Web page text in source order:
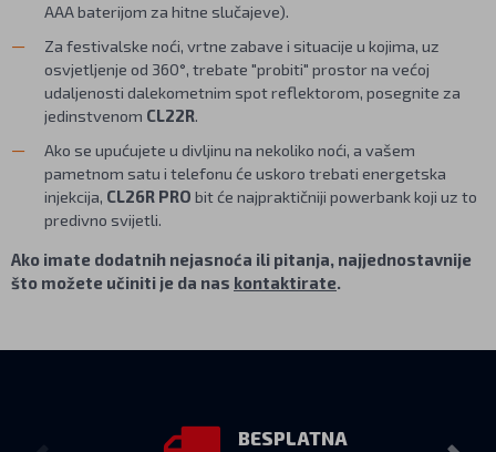
AAA baterijom za hitne slučajeve).
Za festivalske noći, vrtne zabave i situacije u kojima, uz
osvjetljenje od 360°, trebate "probiti" prostor na većoj
udaljenosti dalekometnim spot reflektorom, posegnite za
jedinstvenom CL22R.
Ako se upućujete u divljinu na nekoliko noći, a vašem
pametnom satu i telefonu će uskoro trebati energetska
injekcija, CL26R PRO bit će najpraktičniji powerbank koji uz to
predivno svijetli.
Ako imate dodatnih nejasnoća ili pitanja, najjednostavnije
što možete učiniti je da nas kontaktirate.
BESPLATNA